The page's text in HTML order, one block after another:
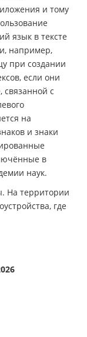
и тому
язык в тексте
например,
при создании
если они
связанной с
на
и знаки
в
наук.
На территории
где